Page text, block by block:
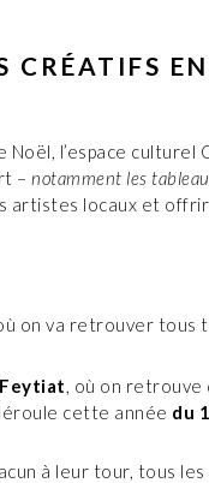
CRÉATIFS
l’espace culturel
– notamment les
artistes locaux et
on va retrouver tous
, où on
cette année du
à leur tour, tous